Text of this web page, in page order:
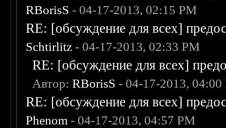
RBorisS - 04-17-2013, 02:15 PM
RE: [обсуждение для всех]
Schtirlitz - 04-17-2013, 02:33 PM
RE: [обсуждение для всех]
Автор:RBorisS - 04-17-2013, 04:00
RE: [обсуждение для всех]
Phenom - 04-17-2013, 04:57 PM